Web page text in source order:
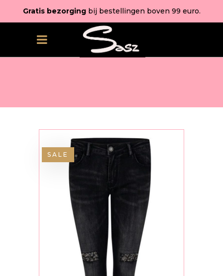
Gratis bezorgingbij bestellingen boven 99 euro.
SALE